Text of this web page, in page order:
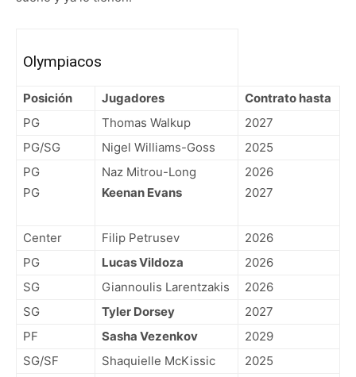
Olympiacos
Posición Jugadores
Contrato hasta
PG
Thomas Walkup
2027
PG/SG
Nigel Williams-Goss
2025
PG
PG
Naz Mitrou-Long
Keenan Evans
2026
2027
Center Filip Petrusev
2026
PG
Lucas Vildoza
2026
SG
Giannoulis Larentzakis
2026
SG
Tyler Dorsey
2027
PF
Sasha Vezenkov
2029
SG/SF
Shaquielle McKissic
2025